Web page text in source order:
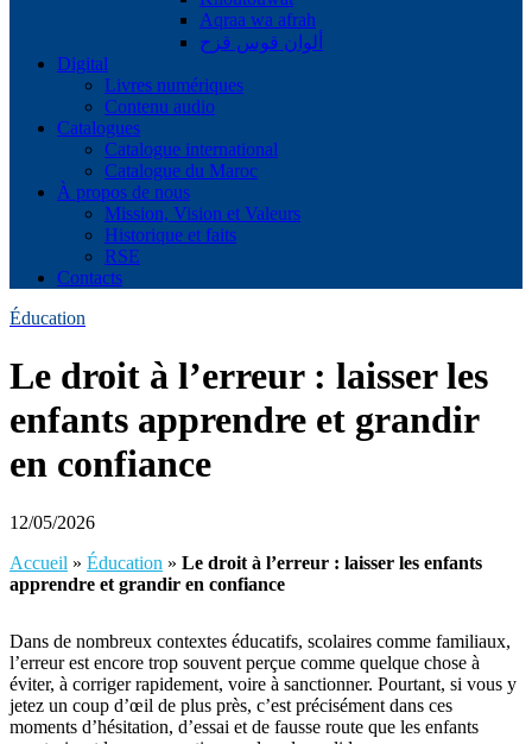
Aqraa wa afrah
ألوان قوس قزح
Digital
Livres numériques
Contenu audio
Catalogues
Catalogue international
Catalogue du Maroc
À propos de nous
Mission, Vision et Valeurs
Historique et faits
RSE
Contacts
Éducation
Le droit à l’erreur : laisser les
enfants apprendre et grandir
en confiance
12/05/2026
Accueil » Éducation » Le droit à l’erreur : laisser les enfants
apprendre et grandir en confiance
Dans de nombreux contextes éducatifs, scolaires comme familiaux,
l’erreur est encore trop souvent perçue comme quelque chose à
éviter, à corriger rapidement, voire à sanctionner. Pourtant, si vous y
jetez un coup d’œil de plus près, c’est précisément dans ces
moments d’hésitation, d’essai et de fausse route que les enfants